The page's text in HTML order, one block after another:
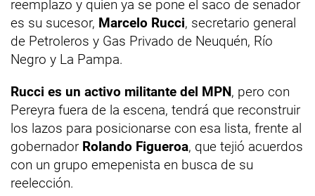
reemplazo y quien ya se pone el saco de senador
es su sucesor, Marcelo Rucci, secretario general
de Petroleros y Gas Privado de Neuquén, Río
Negro y La Pampa.
Rucci es un activo militante del MPN, pero con
Pereyra fuera de la escena, tendrá que reconstruir
los lazos para posicionarse con esa lista, frente al
gobernador Rolando Figueroa, que tejió acuerdos
con un grupo emepenista en busca de su
reelección.